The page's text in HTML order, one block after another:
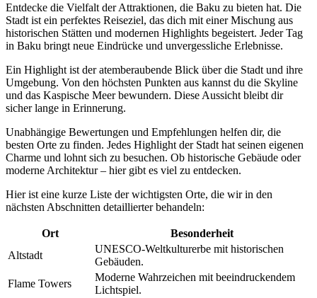
Entdecke die Vielfalt der Attraktionen, die Baku zu bieten hat. Die
Stadt ist ein perfektes Reiseziel, das dich mit einer Mischung aus
historischen Stätten und modernen Highlights begeistert. Jeder Tag
in Baku bringt neue Eindrücke und unvergessliche Erlebnisse.
Ein Highlight ist der atemberaubende Blick über die Stadt und ihre
Umgebung. Von den höchsten Punkten aus kannst du die Skyline
und das Kaspische Meer bewundern. Diese Aussicht bleibt dir
sicher lange in Erinnerung.
Unabhängige Bewertungen und Empfehlungen helfen dir, die
besten Orte zu finden. Jedes Highlight der Stadt hat seinen eigenen
Charme und lohnt sich zu besuchen. Ob historische Gebäude oder
moderne Architektur – hier gibt es viel zu entdecken.
Hier ist eine kurze Liste der wichtigsten Orte, die wir in den
nächsten Abschnitten detaillierter behandeln:
Ort
Besonderheit
Altstadt
UNESCO-Weltkulturerbe mit historischen
Gebäuden.
Flame Towers
Moderne Wahrzeichen mit beeindruckendem
Lichtspiel.